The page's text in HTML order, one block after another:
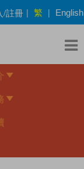
/註冊 | 繁 | English